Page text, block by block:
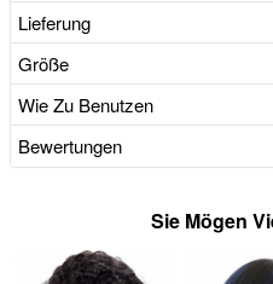
Lieferung
Größe
Wie Zu Benutzen
Bewertungen
Sie Mögen